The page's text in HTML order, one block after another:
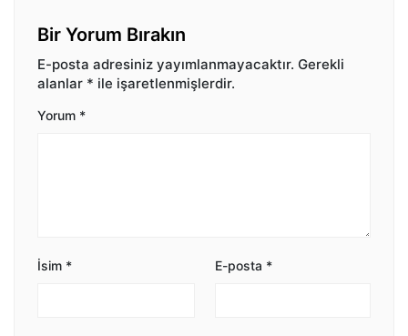
Bir Yorum Bırakın
E-posta adresiniz yayımlanmayacaktır. Gerekli
alanlar * ile işaretlenmişlerdir.
Yorum *
İsim * E-posta *